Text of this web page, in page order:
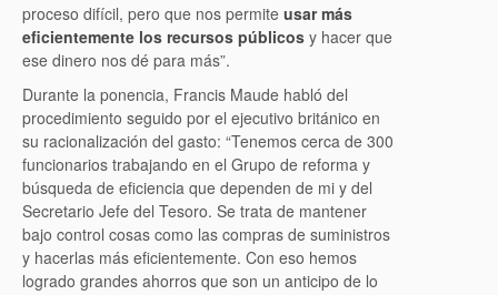
proceso difícil, pero que nos permite usar más
eficientemente los recursos públicos y hacer que
ese dinero nos dé para más”.
Durante la ponencia, Francis Maude habló del
procedimiento seguido por el ejecutivo británico en
su racionalización del gasto: “Tenemos cerca de 300
funcionarios trabajando en el Grupo de reforma y
búsqueda de eficiencia que dependen de mi y del
Secretario Jefe del Tesoro. Se trata de mantener
bajo control cosas como las compras de suministros
y hacerlas más eficientemente. Con eso hemos
logrado grandes ahorros que son un anticipo de lo